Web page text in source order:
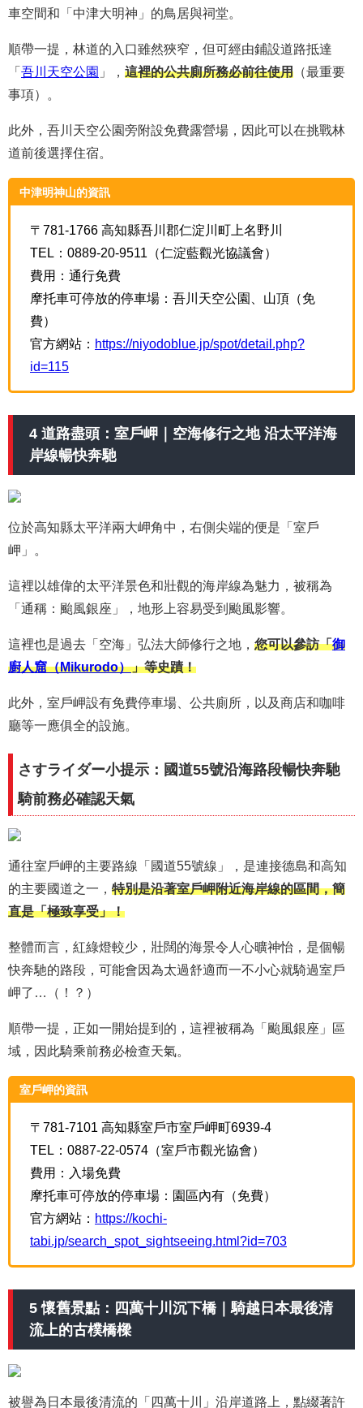
車空間和「中津大明神」的鳥居與祠堂。
順帶一提，林道的入口雖然狹窄，但可經由鋪設道路抵達
「 吾川天空公園 」， 這裡的公共廁所務必前往使用 （最重要
事項）。
此外，吾川天空公園旁附設免費露營場，因此可以在挑戰林
道前後選擇住宿。
中津明神山的資訊
〒781-1766 高知縣吾川郡仁淀川町上名野川
TEL：0889-20-9511（仁淀藍觀光協議會）
費用：通行免費
摩托車可停放的停車場：吾川天空公園、山頂（免
費）
官方網站： https://niyodoblue.jp/spot/detail.php?
id=115
4 道路盡頭：室戶岬｜空海修行之地 沿太平洋海
岸線暢快奔馳
位於高知縣太平洋兩大岬角中，右側尖端的便是「室戶
岬」。
這裡以雄偉的太平洋景色和壯觀的海岸線為魅力，被稱為
「通稱：颱風銀座」，地形上容易受到颱風影響。
這裡也是過去「空海」弘法大師修行之地， 您可以參訪「御
廚人窟（Mikurodo）」等史蹟！
此外，室戶岬設有免費停車場、公共廁所，以及商店和咖啡
廳等一應俱全的設施。
さすライダー小提示：國道55號沿海路段暢快奔馳
騎前務必確認天氣
通往室戶岬的主要路線「國道55號線」，是連接德島和高知
的主要國道之一， 特別是沿著室戶岬附近海岸線的區間，簡
直是「極致享受」！
整體而言，紅綠燈較少，壯闊的海景令人心曠神怡，是個暢
快奔馳的路段，可能會因為太過舒適而一不小心就騎過室戶
岬了…（！？）
順帶一提，正如一開始提到的，這裡被稱為「颱風銀座」區
域，因此騎乘前務必檢查天氣。
室戶岬的資訊
〒781-7101 高知縣室戶市室戶岬町6939-4
TEL：0887-22-0574（室戶市觀光協會）
費用：入場免費
摩托車可停放的停車場：園區內有（免費）
官方網站： https://kochi-
tabi.jp/search_spot_sightseeing.html?id=703
5 懷舊景點：四萬十川沉下橋｜騎越日本最後清
流上的古樸橋樑
被譽為日本最後清流的「四萬十川」沿岸道路上，點綴著許